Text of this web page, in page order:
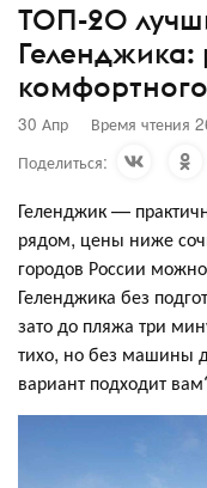
ТОП-20
Геленджика:
30 Апр Время чтения
Поделиться:
Геленджик —
рядом, цены ниже
городов России
Геленджика без
зато до пляжа три
тихо, но без машины
вариант подходит